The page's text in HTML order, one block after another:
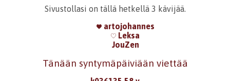
Sivustollasi on tällä hetkellä 3 kävijää.
artojohannes
Leksa
JouZen
Tänään syntymäpäiviään viettää